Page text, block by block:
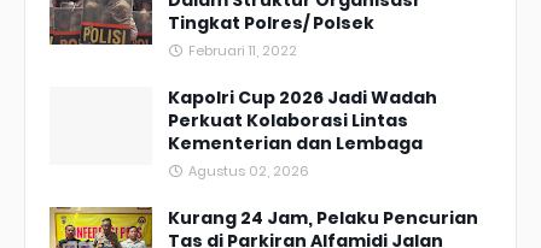
Tingkat Polres/ Polsek
Februari 11, 2022
Kapolri Cup 2026 Jadi Wadah
Perkuat Kolaborasi Lintas
Kementerian dan Lembaga
Agustus 02, 2026
Kurang 24 Jam, Pelaku Pencurian
Tas di Parkiran Alfamidi Jalan